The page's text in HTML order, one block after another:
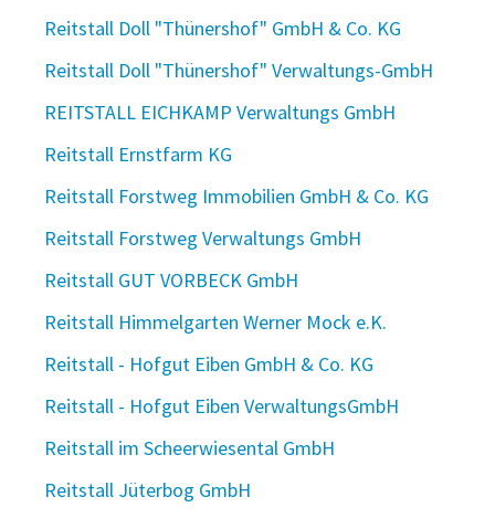
Reitstall Doll "Thünershof" GmbH & Co. KG
Reitstall Doll "Thünershof" Verwaltungs-GmbH
REITSTALL EICHKAMP Verwaltungs GmbH
Reitstall Ernstfarm KG
Reitstall Forstweg Immobilien GmbH & Co. KG
Reitstall Forstweg Verwaltungs GmbH
Reitstall GUT VORBECK GmbH
Reitstall Himmelgarten Werner Mock e.K.
Reitstall - Hofgut Eiben GmbH & Co. KG
Reitstall - Hofgut Eiben VerwaltungsGmbH
Reitstall im Scheerwiesental GmbH
Reitstall Jüterbog GmbH